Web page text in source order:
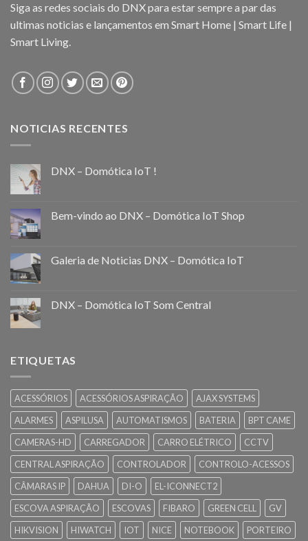
Siga as redes sociais do DNX para estar sempre a par das
ultimas noticias e lançamentos em Smart Home | Smart Life |
Smart Living.
NOTICIAS RECENTES
DNX – Domótica IoT !
Bem-vindo ao DNX – Domótica IoT Shop
Galeria de Noticias DNX – Domótica IoT
DNX – Domótica IoT Som Central
ETIQUETAS
ACESSÓRIOS ACESSÓRIOS ASPIRAÇÃO
AJAX SYSTEMS
ALARMES
ASPILUSA AUTOMATISMOS BATERIA
BPT CAME
CAMERAS-HD
CARREGADOR CARRO ELÉTRICO
CCTV
CENTRAL ASPIRAÇÃO
CONTROLADOR
CONTROLO-ACESSOS
CÂMARAS IP
DAHUA DI-O
EL-ICONNECT2
ESCOVA ASPIRAÇÃO
ESCOVAS FIBARO GREEN CELL
GV
HIKVISION
HIWATCH IOT NICE NOTEBOOK
PORTEIRO